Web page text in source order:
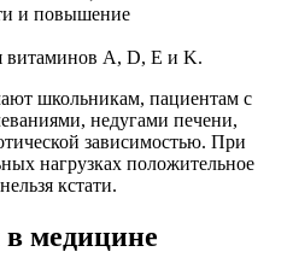
и повышение
витаминов А, D, E и K.
школьникам, пациентам с
недугами печени,
зависимостью. При
нагрузках положительное
кстати.
в медицине